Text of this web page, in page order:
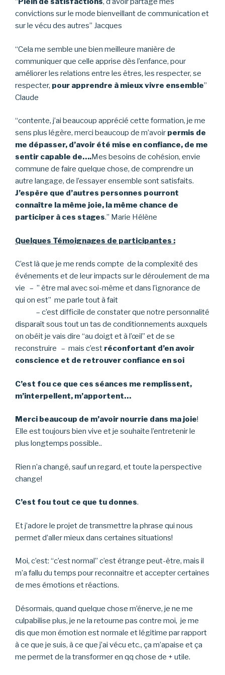
convictions sur le mode bienveillant de communication et
sur le vécu des autres” Jacques
“Cela me semble une bien meilleure manière de
communiquer que celle apprise dès l’enfance, pour
améliorer les relations entre les êtres, les respecter, se
respecter, pour apprendre à mieux vivre ensemble”
Claude
“contente, j’ai beaucoup apprécié cette formation, je me
sens plus légère, merci beaucoup de m’avoir permis de
me dépasser, d’avoir été mise en confiance, de me
sentir capable de….Mes besoins de cohésion, envie
commune de faire quelque chose, de comprendre un
autre langage, de l’essayer ensemble sont satisfaits.
J’espère que d’autres personnes pourront
connaître la même joie, la même chance de
participer à ces stages.” Marie Hélène
Quelques Témoignages de participantes :
C’est là que je me rends compte de la complexité des
événements et de leur impacts sur le déroulement de ma
vie – ” être mal avec soi-même et dans l’ignorance de
qui on est” me parle tout à fait
– c’est difficile de constater que notre personnalité
disparaît sous tout un tas de conditionnements auxquels
on obéit je vais dire “au doigt et à l’œil” et de se
reconstruire – mais c’est réconfortant d’en avoir
conscience et de retrouver confiance en soi
C’est fou ce que ces séances me remplissent,
m’interpellent, m’apportent…
Merci beaucoup de m’avoir nourrie dans ma joie!
Elle est toujours bien vive et je souhaite l’entretenir le
plus longtemps possible..
Rien n’a changé, sauf un regard, et toute la perspective
change!
C’est fou tout ce que tu donnes.
Et j’adore le projet de transmettre la phrase qui nous
permet d’aller mieux dans certaines situations!
Moi, c’est: “c’est normal” c’est étrange peut-être, mais il
m’a fallu du temps pour reconnaitre et accepter certaines
de mes émotions et réactions.
Désormais, quand quelque chose m’énerve, je ne me
culpabilise plus, je ne la retourne pas contre moi, je me
dis que mon émotion est normale et légitime par rapport
à ce que je suis, à ce que j’ai vécu etc., ça m’apaise et ça
me permet de la transformer en qq chose de + utile.